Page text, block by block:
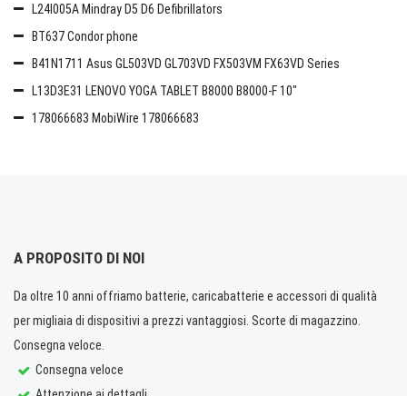
L24I005A Mindray D5 D6 Defibrillators
BT637 Condor phone
B41N1711 Asus GL503VD GL703VD FX503VM FX63VD Series
L13D3E31 LENOVO YOGA TABLET B8000 B8000-F 10"
178066683 MobiWire 178066683
A PROPOSITO DI NOI
Da oltre 10 anni offriamo batterie, caricabatterie e accessori di qualità
per migliaia di dispositivi a prezzi vantaggiosi. Scorte di magazzino.
Consegna veloce.
Consegna veloce